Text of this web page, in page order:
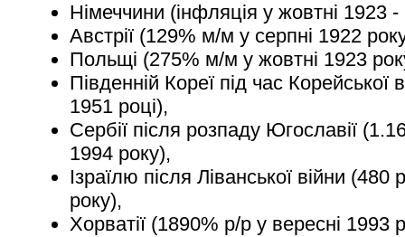
Німеччини (інфляція у жовтні 1923
Австрії (129% м/м у серпні 1922
Польщі (275% м/м у жовтні 1923
Південній Кореї під час Корейської
1951 році),
Сербії після розпаду Югославії
1994 року),
Ізраїлю після Ліванської війни
року),
Хорватії (1890% р/р у вересні 1993